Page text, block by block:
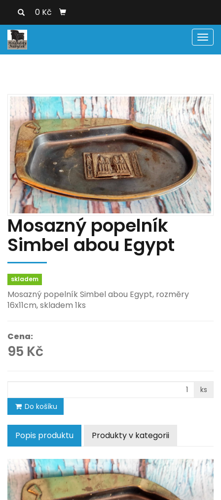
0 Kč
Mosazný popelník
Simbel abou Egypt
skladem
Mosazný popelník Simbel abou Egypt, rozměry
16x11cm, skladem 1ks
Cena:
95 Kč
ks
Do košíku
Popis produktu Produkty v kategorii